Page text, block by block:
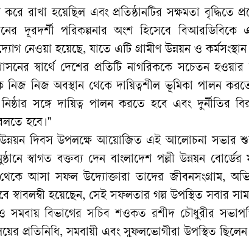
করে রাখা হয়েছিল এবং প্রতিষ্ঠানটির সক্ষমতা বৃদ্ধিতে
দূরদর্শী পরিকল্পনার অংশ হিসেবে
নেওয়া হয়েছে, যাতে এটি গ্রামীণ উন্নয়ন ও
স্বার্থে দেশের প্রতিটি নাগরিককে সচেতন হওয়ার
নিজ নিজ অবস্থান থেকে দায়িত্বশীল ভূমিকা পালন
সঙ্গে দায়িত্ব পালন করতে হবে এবং দুর্নীতির
হবে।"
উন্নয়ন দিবস উপলক্ষে আয়োজিত এই আলোচনা সভার
স্বাগত বক্তব্য দেন বাংলাদেশ পল্লী উন্নয়ন
থেকে আসা সফল উদ্যোক্তারা তাদের জীবনসংগ্রাম,
স্বাবলম্বী হয়েছেন, সেই সফলতার গল্প উপস্থিত সবার
সমবায় বিভাগের সচিব শওকত রশীদ চৌধুরীর
প্রতিনিধি, সমবায়ী এবং সুফলভোগীরা উপস্থিত